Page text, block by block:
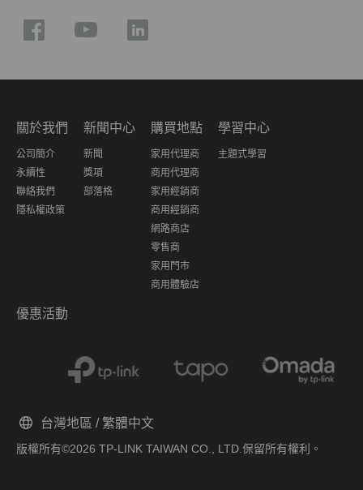
關於我們
公司簡介
永續性
聯絡我們
隱私權政策
新聞中心
新聞
獎項
部落格
購買地點
家用代理商
商用代理商
家用經銷商
商用經銷商
網路商店
零售商
家用門市
商用體驗店
學習中心
主題式學習
優惠活動
版權所有©2026 TP-LINK TAIWAN CO., LTD.保留所有權利。
台灣地區 / 繁體中文